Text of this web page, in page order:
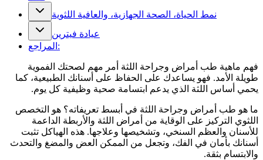
نمط الحياة، الصحة الجهازية، والعافية اللثوية
عيادة فيترين
المراجع:
فهم ماهية طب أمراض وجراحة اللثة أمر مهم لصحتك الفموية
طويلة الأمد. فهو يساعدك على الحفاظ على أسنانك الطبيعية، كما
يحمي أساس اللثة الذي يدعم ابتسامة صحية وظيفية كل يوم.
ما هو طب أمراض وجراحة اللثة في أبسط تعريفاته؟ هو التخصص
اللثوي التركيز على الوقاية من أمراض اللثة والأربطة الداعمة
للأسنان والعظم السنخي، وتشخيصها وعلاجها. هذه الهياكل تثبت
أسنانك بأمان في الفك، وتجعل من الممكن العض والمضغ والتحدث
والابتسام بثقة.